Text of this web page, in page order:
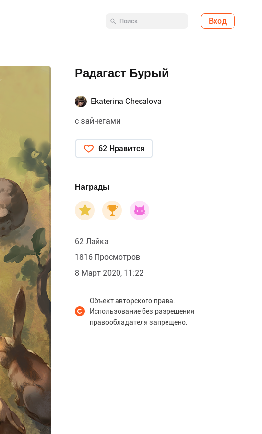
Вход
Радагаст Бурый
Ekaterina Chesalova
с зайчегами
62 Нравится
Награды
62 Лайка
1816 Просмотров
8 Март 2020, 11:22
Объект авторского права.
Использование без разрешения
правообладателя запрещено.